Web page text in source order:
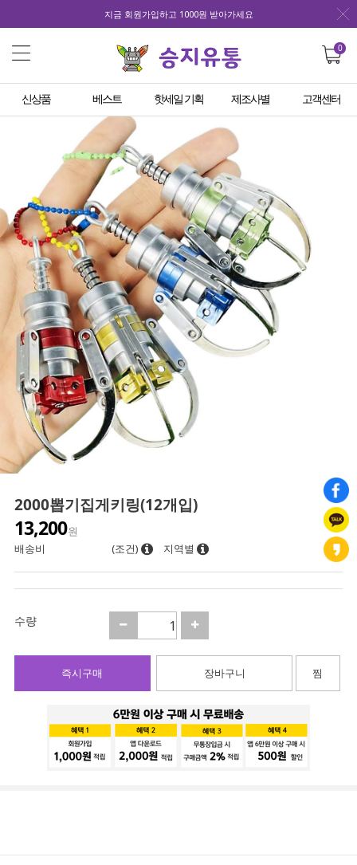
지금 회원가입하고 1000원 받아가세요
0
신상품 베스트 핫세일 기획 제조사별 고객센터
2000뽑기집게키링(12개입)
13,200원
배송비
(조건) 지역별
수량
즉시구매 장바구니 찜